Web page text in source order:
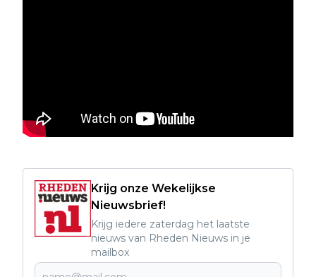
Krijg onze Wekelijkse
Nieuwsbrief!
Krijg iedere zaterdag het laatste
nieuws van Rheden Nieuws in je
mailbox